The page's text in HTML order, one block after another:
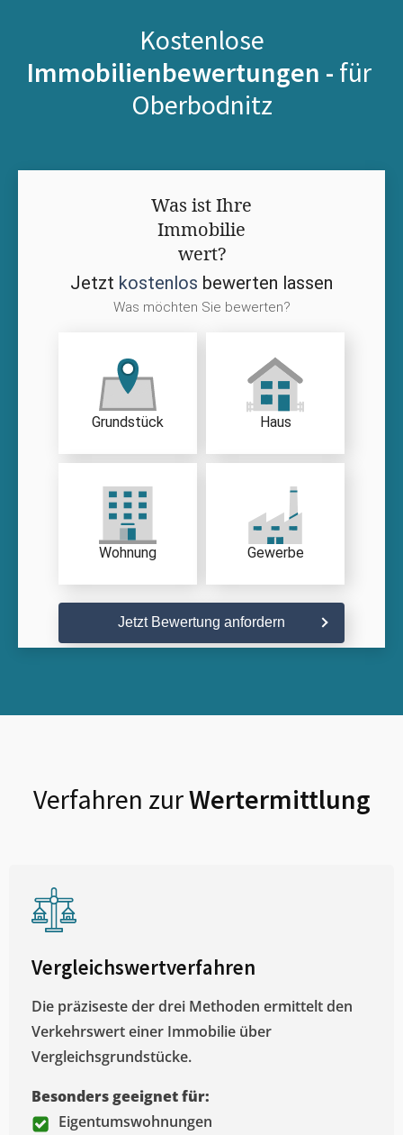
Kostenlose
Immobilienbewertungen - für
Oberbodnitz
Was ist Ihre
Immobilie
wert?
Jetzt kostenlos bewerten lassen
Was möchten Sie bewerten?
Grundstück Haus
Wohnung Gewerbe
Jetzt Bewertung anfordern
Verfahren zurWertermittlung
Vergleichswertverfahren
Die präziseste der drei Methoden ermittelt den
Verkehrswert einer Immobilie über
Vergleichsgrundstücke.
Besonders geeignet für:
Eigentumswohnungen